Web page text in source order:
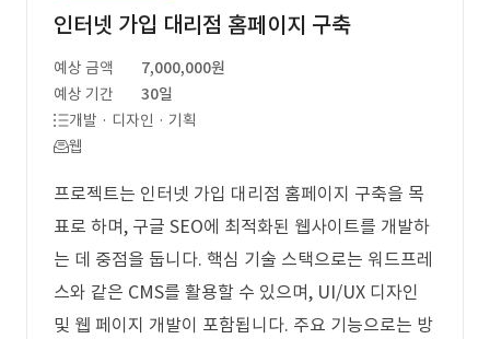
인터넷 가입 대리점 홈페이지 구축
예상 금액
7,000,000원
예상 기간
30일
개발 · 디자인 · 기획
웹
프로젝트는 인터넷 가입 대리점 홈페이지 구축을 목
표로 하며, 구글 SEO에 최적화된 웹사이트를 개발하
는 데 중점을 둡니다. 핵심 기술 스택으로는 워드프레
스와 같은 CMS를 활용할 수 있으며, UI/UX 디자인
및 웹 페이지 개발이 포함됩니다. 주요 기능으로는 방